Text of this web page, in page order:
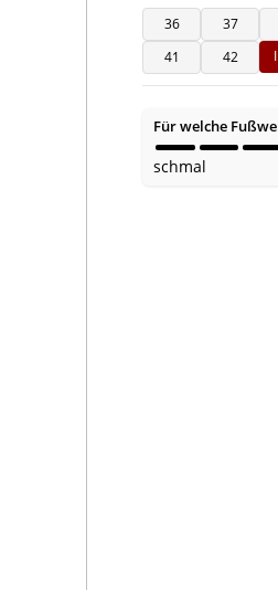
36
37
41
42
Für welche
schmal